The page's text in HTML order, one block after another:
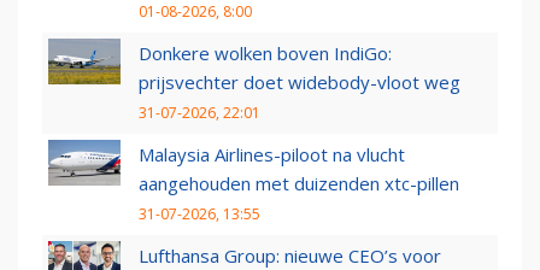
01-08-2026, 8:00
Donkere wolken boven IndiGo:
prijsvechter doet widebody-vloot weg
31-07-2026, 22:01
Malaysia Airlines-piloot na vlucht
aangehouden met duizenden xtc-pillen
31-07-2026, 13:55
Lufthansa Group: nieuwe CEO’s voor